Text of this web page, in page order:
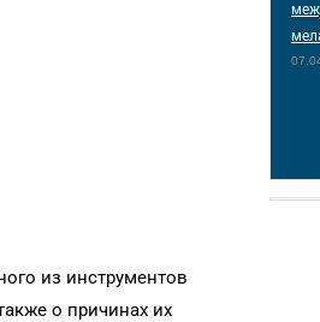
из инструментов
о причинах их